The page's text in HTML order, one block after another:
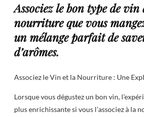
Associez le bon type de vin
nourriture que vous
un mélange parfait de
d’arômes.
Associez le Vin et la Nourriture : Une
Lorsque vous dégustez un bon vin,
plus enrichissante si vous l’associez à la